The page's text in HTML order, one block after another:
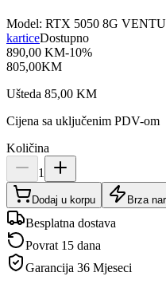
Model: RTX 5050 8G
karticeDostupno
890,00 KM-10%
805,00KM
Ušteda 85,00 KM
Cijena sa uključenim PDV-om
Količina
1
Dodaj u korpu Brza
Besplatna dostava
Povrat 15 dana
Garancija 36 Mjeseci